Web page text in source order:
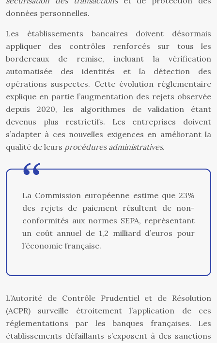
données personnelles.
Les établissements bancaires doivent désormais
appliquer des contrôles renforcés sur tous les
bordereaux de remise, incluant la vérification
automatisée des identités et la détection des
opérations suspectes. Cette évolution réglementaire
explique en partie l’augmentation des rejets observée
depuis 2020, les algorithmes de validation étant
devenus plus restrictifs. Les entreprises doivent
s’adapter à ces nouvelles exigences en améliorant la
qualité de leurs procédures administratives.
La Commission européenne estime que 23%
des rejets de paiement résultent de non-
conformités aux normes SEPA, représentant
un coût annuel de 1,2 milliard d’euros pour
l’économie française.
L’Autorité de Contrôle Prudentiel et de Résolution
(ACPR) surveille étroitement l’application de ces
réglementations par les banques françaises. Les
établissements défaillants s’exposent à des sanctions